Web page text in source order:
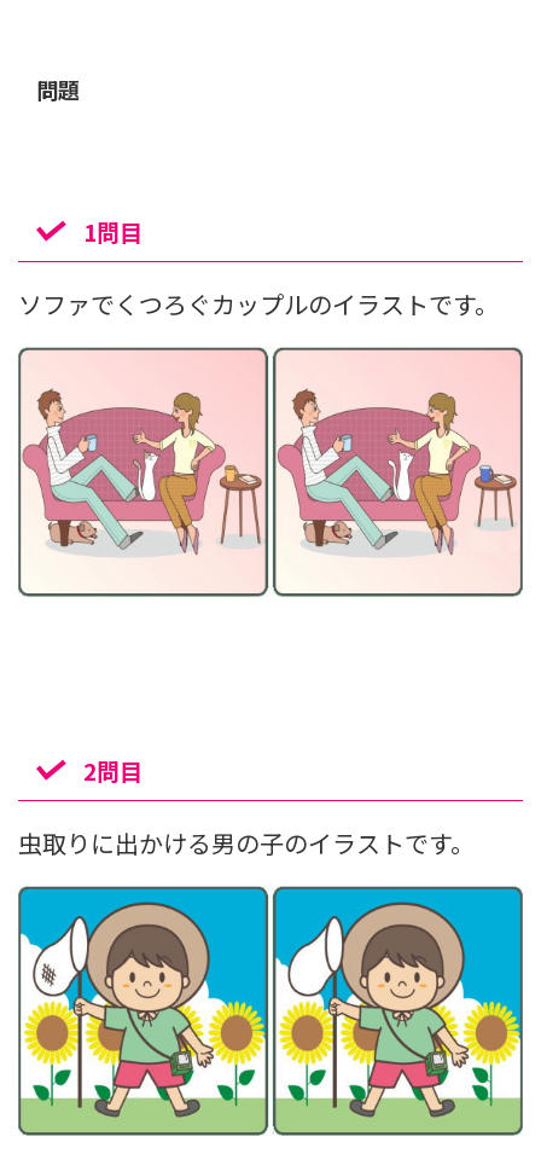
問題
1問目
ソファでくつろぐカップルのイラストです。
2問目
虫取りに出かける男の子のイラストです。